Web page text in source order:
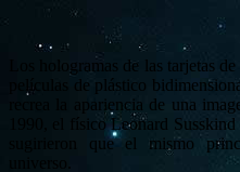
Los hologramas de las tarjetas
películas de plástico
recrea la apariencia de una
1990, el físico Leonard
sugirieron que el mismo